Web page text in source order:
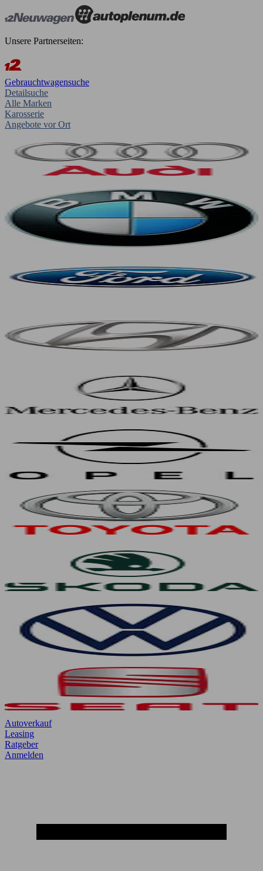
Unsere Partnerseiten:
Gebrauchtwagensuche
Detailsuche
Alle Marken
Karosserie
Angebote vor Ort
Autoverkauf
Leasing
Ratgeber
Anmelden